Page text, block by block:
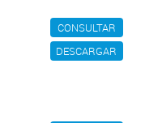
CONSULTAR
DESCARGAR